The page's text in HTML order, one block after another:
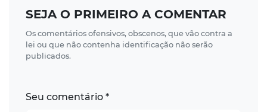
SEJA O PRIMEIRO A COMENTAR
Os comentários ofensivos, obscenos, que vão contra a
lei ou que não contenha identificação não serão
publicados.
Seu comentário *